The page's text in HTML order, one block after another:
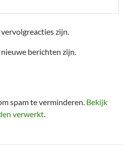
zijn.
berichten zijn.
spam te verminderen. Bekijk
verwerkt.